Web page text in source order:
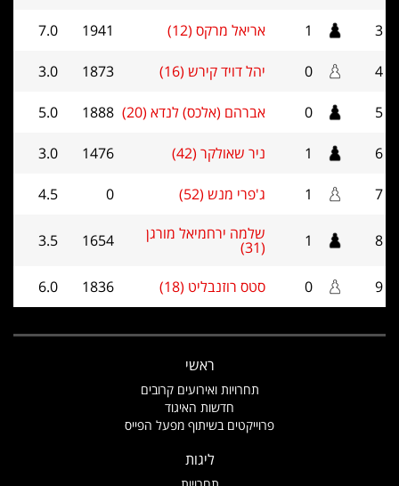
3
1 אריאל מרקס (12) 1941
7.0
4
0 יהל דויד קירש (16) 1873
3.0
5
0 אברהם (אלכס) לנדא (20) 1888
5.0
6
1 ניר שאולקר (42) 1476
3.0
7
1 ג'פרי מנש (52) 0
4.5
8
1 שלמה ירחמיאל מורגן
(31)
1654
3.5
9
0 סטס רוזנבליט (18) 1836
6.0
ראשי
תחרויות ואירועים קרובים
חדשות האיגוד
פרוייקטים בשיתוף מפעל הפייס
ליגות